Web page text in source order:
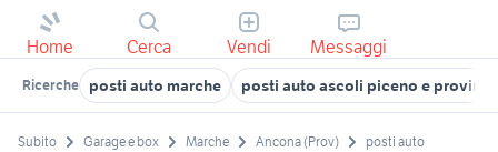
Home Cerca Vendi Messaggi
Ricerche posti auto marche posti auto ascoli piceno e
Subito Garage e box Marche Ancona (Prov) posti auto